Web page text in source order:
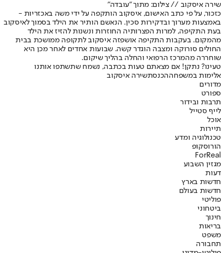
שירה איסקוב // צילום: מתוך "עובדה"
כזכור, על פי כתב האישום, איסקוב הותקפה על ידי משה באכזריות -
באמצעות מערוך ובדקירות סכין. הנאשם הותיר את הילד בסמוך לאיסקוב
בעת התקיפה, למרות הפצרותיה החוזרות ונשנות להזיז את הילד
מהמקום. בעקבות התקיפה אושפזה איסקוב לתקופה ממושכת בבית
החולים סורוקה ומצבה הוגדר קשה. שבועות אחדים לאחר מכן היא
שוחררה מהמרכז הרפואי והחלה בהליך שיקום.
טעינו? נתקן! אם מצאתם טעות בכתבה, נשמח שתשתפו אותנו
אלימות במשפחההכנסתשירה איסקוב
מדורים
ספורט
תרבות ובידור
לייף סטייל
אוכל
תיירות
טכנולוגיה ומדע
הורוסקופ
ForReal
מגזין השבוע
דעות
חדשות בארץ
חדשות בעולם
פוליטי
ביטחוני
חינוך
בריאות
משפט
תחבורה